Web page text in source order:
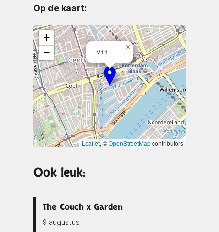
Op de kaart:
V11
×
+
−
Leaflet, ©OpenStreetMapcontributors
Ook leuk:
The Couch x Garden
9 augustus